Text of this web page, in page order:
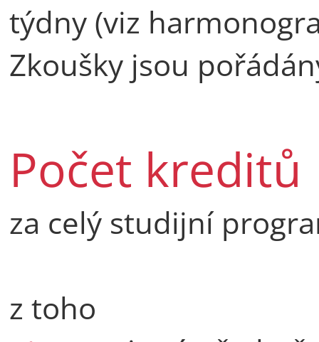
týdny (viz
Zkoušky jsou
Počet kreditů
za celý studijní
z toho